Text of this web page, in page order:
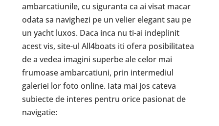
ambarcatiunile, cu siguranta ca ai visat macar
odata sa navighezi pe un velier elegant sau pe
un yacht luxos. Daca inca nu ti-ai indeplinit
acest vis, site-ul All4boats iti ofera posibilitatea
de a vedea imagini superbe ale celor mai
frumoase ambarcatiuni, prin intermediul
galeriei lor foto online. Iata mai jos cateva
subiecte de interes pentru orice pasionat de
navigatie: